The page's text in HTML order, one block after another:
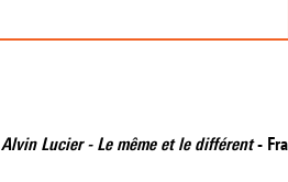
Alvin Lucier - Le même et le différent-